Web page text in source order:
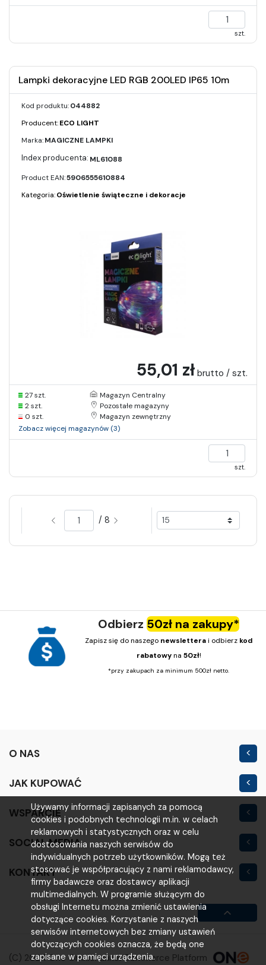
Używamy informacji zapisanych za pomocą
cookies i podobnych technologii m.in. w celach
reklamowych i statystycznych oraz w celu
dostosowania naszych serwisów do
indywidualnych potrzeb użytkowników. Mogą też
stosować je współpracujący z nami reklamodawcy,
firmy badawcze oraz dostawcy aplikacji
multimedialnych. W programie służącym do
obsługi Internetu można zmienić ustawienia
dotyczące cookies. Korzystanie z naszych
serwisów internetowych bez zmiany ustawień
dotyczących cookies oznacza, że będą one
zapisane w pamięci urządzenia.
szt.
Lampki dekoracyjne LED RGB 200LED IP65 10m
Kod produktu:044882
Producent:ECO LIGHT
Marka:MAGICZNE LAMPKI
ML61088
Product EAN:5906555610884
Kategoria:Oświetlenie świąteczne i dekoracje
55,01 zł brutto / szt.
27 szt.
Magazyn Centralny
2 szt.
Pozostałe magazyny
0 szt.
Magazyn zewnętrzny
Zobacz więcej magazynów (3)
szt.
/ 8
Odbierz 50zł na zakupy*
Zapisz się do naszego newsletterai odbierz kod
rabatowyna 50zł!
*przy zakupach za minimum 500zł netto.
O NAS
Outlet
JAK KUPOWAĆ
Regulamin sklepu
Polityka prywatności
Warunki i koszty
Reklamacje i zwroty
WSPARCIE
Moje konto
Logowanie
Rejestracja
Poradniki
SOCIAL MEDIA
KONTAKT
VOLTA
ul. Poznańska 200M
63-800 Gostyń
(65) 521 00 13
(C) 2024 One Omnichannel Commerce Platform